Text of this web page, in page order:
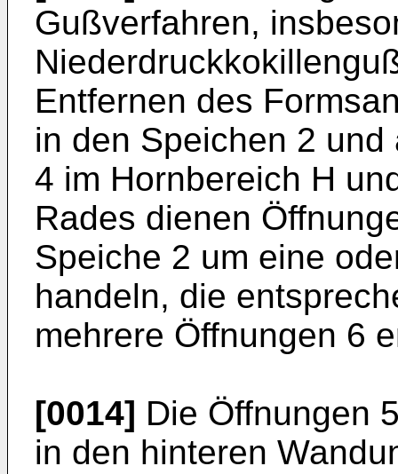
Gußverfahren,
Entfernen des
in den Speichen 2
4 im Hornbereich H
Rades dienen
Speiche 2 um eine
handeln, die
mehrere Öffnungen 6
[0014] Die Öffnungen
in den hinteren